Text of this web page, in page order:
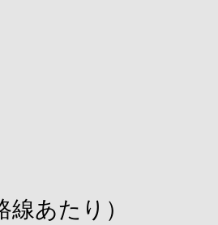
あたり）